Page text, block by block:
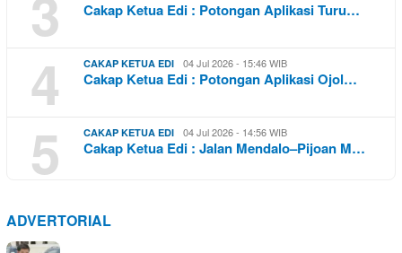
Cakap Ketua Edi : Potongan Aplikasi Turu…
4 CAKAP KETUA EDI 04 Jul 2026 - 15:46 WIB
Cakap Ketua Edi : Potongan Aplikasi Ojol…
5 CAKAP KETUA EDI 04 Jul 2026 - 14:56 WIB
Cakap Ketua Edi : Jalan Mendalo–Pijoan M…
ADVERTORIAL